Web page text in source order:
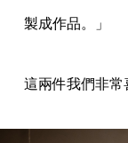
製成作品。」
這兩件我們非常